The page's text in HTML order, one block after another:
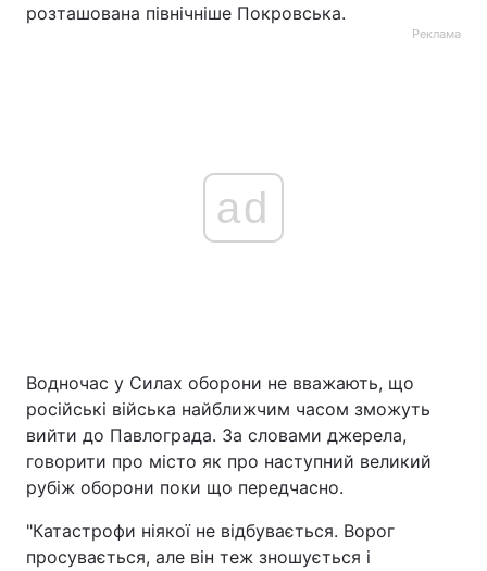
розташована північніше Покровська.
Реклама
ad
Водночас у Силах оборони не вважають, що
російські війська найближчим часом зможуть
вийти до Павлограда. За словами джерела,
говорити про місто як про наступний великий
рубіж оборони поки що передчасно.
"Катастрофи ніякої не відбувається. Ворог
просувається, але він теж зношується і